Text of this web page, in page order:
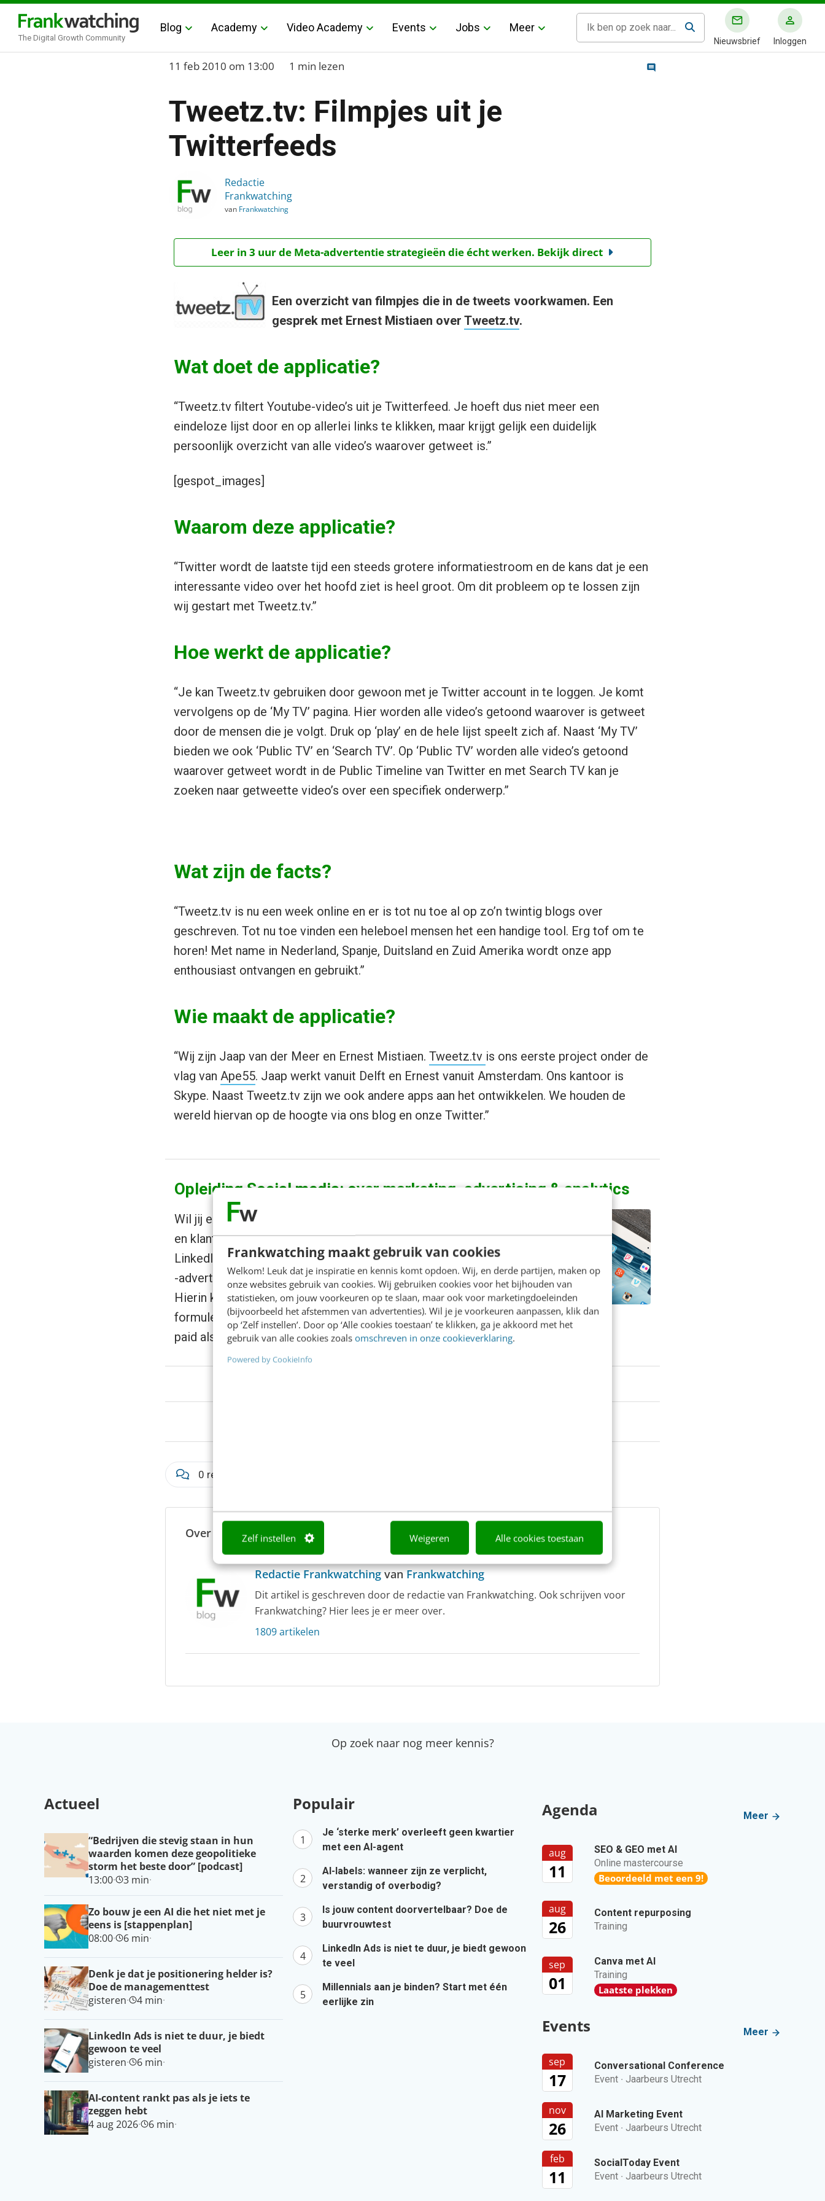
Frankwatching maakt gebruik van cookies
Welkom! Leuk dat je inspiratie en kennis komt opdoen. Wij, en derde partijen, maken op
onze websites gebruik van cookies. Wij gebruiken cookies voor het bijhouden van
statistieken, om jouw voorkeuren op te slaan, maar ook voor marketingdoeleinden
(bijvoorbeeld het afstemmen van advertenties). Wil je je voorkeuren aanpassen, klik dan
op ‘Zelf instellen’. Door op ‘Alle cookies toestaan’ te klikken, ga je akkoord met het
gebruik van alle cookies zoals omschreven in onze cookieverklaring.
Powered by CookieInfo
Zelf instellen Weigeren Alle cookies toestaan
The Digital Growth Community
Blog Academy Video Academy Events Jobs Meer
Nieuwsbrief Inloggen
Home
Blog
Tweetz.tv: Filmpjes uit je Twitterfeeds
11 feb 2010 om 13:00 1 min lezen
Tweetz.tv: Filmpjes uit je
Twitterfeeds
Redactie
Frankwatching
van Frankwatching
Leer in 3 uur de Meta-advertentie strategieën die écht werken. Bekijk direct
Een overzicht van filmpjes die in de tweets voorkwamen. Een
gesprek met Ernest Mistiaen over Tweetz.tv.
Wat doet de applicatie?
“Tweetz.tv filtert Youtube-video’s uit je Twitterfeed. Je hoeft dus niet meer een
eindeloze lijst door en op allerlei links te klikken, maar krijgt gelijk een duidelijk
persoonlijk overzicht van alle video’s waarover getweet is.”
[gespot_images]
Waarom deze applicatie?
“Twitter wordt de laatste tijd een steeds grotere informatiestroom en de kans dat je een
interessante video over het hoofd ziet is heel groot. Om dit probleem op te lossen zijn
wij gestart met Tweetz.tv.”
Hoe werkt de applicatie?
“Je kan Tweetz.tv gebruiken door gewoon met je Twitter account in te loggen. Je komt
vervolgens op de ‘My TV’ pagina. Hier worden alle video’s getoond waarover is getweet
door de mensen die je volgt. Druk op ‘play’ en de hele lijst speelt zich af. Naast ‘My TV’
bieden we ook ‘Public TV’ en ‘Search TV’. Op ‘Public TV’ worden alle video’s getoond
waarover getweet wordt in de Public Timeline van Twitter en met Search TV kan je
zoeken naar getweette video’s over een specifiek onderwerp.”
Wat zijn de facts?
“Tweetz.tv is nu een week online en er is tot nu toe al op zo’n twintig blogs over
geschreven. Tot nu toe vinden een heleboel mensen het een handige tool. Erg tof om te
horen! Met name in Nederland, Spanje, Duitsland en Zuid Amerika wordt onze app
enthousiast ontvangen en gebruikt.”
Wie maakt de applicatie?
“Wij zijn Jaap van der Meer en Ernest Mistiaen. Tweetz.tv is ons eerste project onder de
vlag van Ape55. Jaap werkt vanuit Delft en Ernest vanuit Amsterdam. Ons kantoor is
Skype. Naast Tweetz.tv zijn we ook andere apps aan het ontwikkelen. We houden de
wereld hiervan op de hoogte via ons blog en onze Twitter.”
Opleiding Social media: over marketing, advertising & analytics
Wil jij een sterke social strategie opzetten? En nieuwe leads
en klanten vinden via kanalen als Instagram, Facebook en
LinkedIn? Leer in 6 dagen de basis van socialmedia-marketing,
-advertising en -analytics in onze opleiding Social media.
Hierin krijg je handvatten om de juiste social KPI´s te
formuleren, je naamsbekendheid en bereik te vergroten (zowel
paid als organisch) en je resultaten te meten en interpreteren. Meer weten?
0 reacties - Plaats als eerste een reactie!
Over de auteur
Redactie FrankwatchingvanFrankwatching
Dit artikel is geschreven door de redactie van Frankwatching. Ook schrijven voor
Frankwatching? Hier lees je er meer over.
1809 artikelen
Op zoek naar nog meer kennis?
Actueel
“Bedrijven die stevig staan in hun
waarden komen deze geopolitieke
storm het beste door” [podcast]
13:00· 3 min·
Zo bouw je een AI die het niet met je
eens is [stappenplan]
08:00· 6 min·
Denk je dat je positionering helder is?
Doe de managementtest
gisteren· 4 min·
LinkedIn Ads is niet te duur, je biedt
gewoon te veel
gisteren· 6 min·
AI-content rankt pas als je iets te
zeggen hebt
4 aug 2026· 6 min·
Populair
Je ‘sterke merk’ overleeft geen kwartier
met een AI-agent
AI-labels: wanneer zijn ze verplicht,
verstandig of overbodig?
Is jouw content doorvertelbaar? Doe de
buurvrouwtest
LinkedIn Ads is niet te duur, je biedt gewoon
te veel
Millennials aan je binden? Start met één
eerlijke zin
Agenda Meer
aug
11
SEO & GEO met AI
Online mastercourse
Beoordeeld met een 9!
aug
26
Content repurposing
Training
sep
01
Canva met AI
Training
Laatste plekken
Events Meer
sep
17
Conversational Conference
Event · Jaarbeurs Utrecht
nov
26
AI Marketing Event
Event · Jaarbeurs Utrecht
feb
11
SocialToday Event
Event · Jaarbeurs Utrecht